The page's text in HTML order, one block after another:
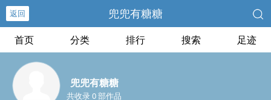
返回 兜兜有糖糖
首页 分类 排行 搜索 足迹
兜兜有糖糖
共收录 0 部作品